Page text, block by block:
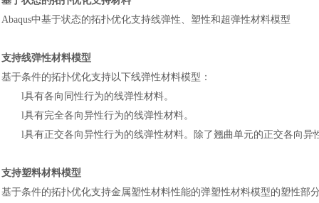
Abaqus中基于状态的拓扑优化支持线弹性、塑性和超弹性材料模型
支持线弹性材料模型
基于条件的拓扑优化支持以下线弹性材料模型 ：
l具有各向同性行为的线弹性材料。
l具有完全各向异性行为的线弹性材料。
l具有正交各向异性行为的线弹性材料。除了翘曲单元的正交各向
支持塑料材料模型
基于条件的拓扑优化支持金属塑性材料性能的弹塑性材料模型的塑性